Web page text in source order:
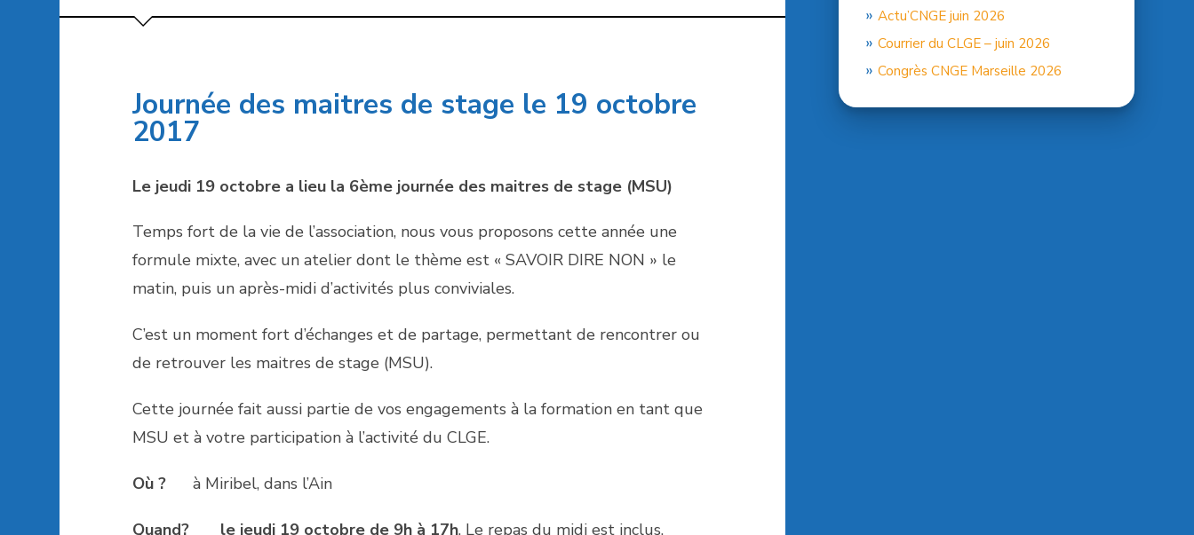
Journée des maitres de stage le 19 octobre
2017
Le jeudi 19 octobre a lieu la 6ème journée des maitres de stage (MSU)
Temps fort de la vie de l’association, nous vous proposons cette année une
formule mixte, avec un atelier dont le thème est « SAVOIR DIRE NON » le
matin, puis un après-midi d’activités plus conviviales.
C’est un moment fort d’échanges et de partage, permettant de rencontrer ou
de retrouver les maitres de stage (MSU).
Cette journée fait aussi partie de vos engagements à la formation en tant que
MSU et à votre participation à l’activité du CLGE.
Où ?à Miribel, dans l’Ain
Quand? le jeudi 19 octobre de 9h à 17h. Le repas du midi est inclus.
Actu’CNGE juin 2026
Courrier du CLGE – juin 2026
Congrès CNGE Marseille 2026